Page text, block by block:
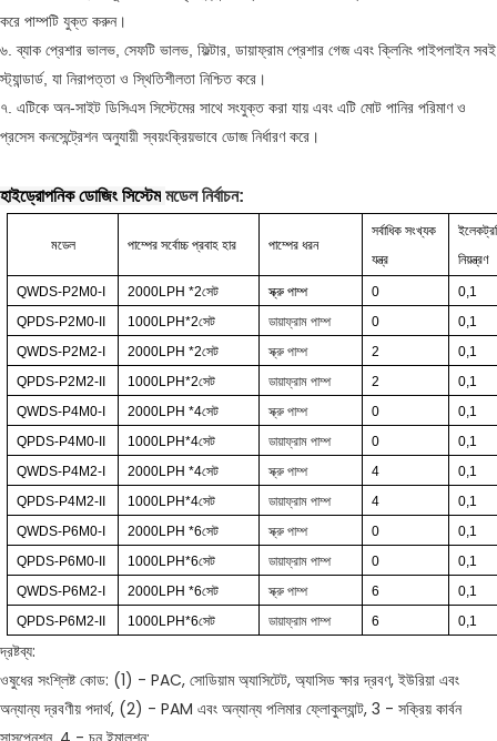
করে পাম্পটি যুক্ত করুন।
৬. ব্যাক প্রেশার ভালভ, সেফটি ভালভ, ফিল্টার, ডায়াফ্রাম প্রেশার গেজ এবং ক্লিনিং পাইপলাইন সবই
স্ট্যান্ডার্ড, যা নিরাপত্তা ও স্থিতিশীলতা নিশ্চিত করে।
৭. এটিকে অন-সাইট ডিসিএস সিস্টেমের সাথে সংযুক্ত করা যায় এবং এটি মোট পানির পরিমাণ ও
প্রসেস কনসেন্ট্রেশন অনুযায়ী স্বয়ংক্রিয়ভাবে ডোজ নির্ধারণ করে।
হাইড্রোপনিক ডোজিং সিস্টেম মডেল নির্বাচন:
মডেল পাম্পের সর্বোচ্চ প্রবাহ হার পাম্পের ধরন
সর্বাধিক সংখ্যক
যন্ত্র
নিয়ন্ত্রণ
QWDS-P2M0-I 2000LPH *2সেট স্ক্রু পাম্প 0
0,1
QPDS-P2M0-II
1000LPH*2সেট ডায়াফ্রাম পাম্প 0
0,1
QWDS-P2M2-I
2000LPH *2সেট স্ক্রু পাম্প 2
0,1
QPDS-P2M2-II
1000LPH*2সেট ডায়াফ্রাম পাম্প 2
0,1
QWDS-P4M0-I
2000LPH *4সেট স্ক্রু পাম্প 0
0,1
QPDS-P4M0-II
1000LPH*4সেট ডায়াফ্রাম পাম্প 0
0,1
QWDS-P4M2-I
2000LPH *4সেট স্ক্রু পাম্প 4
0,1
QPDS-P4M2-II
1000LPH*4সেট ডায়াফ্রাম পাম্প 4
0,1
QWDS-P6M0-I
2000LPH *6সেট স্ক্রু পাম্প 0
0,1
QPDS-P6M0-II
1000LPH*6সেট ডায়াফ্রাম পাম্প 0
0,1
QWDS-P6M2-I
2000LPH *6সেট স্ক্রু পাম্প 6
0,1
QPDS-P6M2-II
1000LPH*6সেট ডায়াফ্রাম পাম্প 6 0,1
দ্রষ্টব্য:
ওষুধের সংশ্লিষ্ট কোড: (1) - PAC, সোডিয়াম অ্যাসিটেট, অ্যাসিড ক্ষার দ্রবণ, ইউরিয়া এবং
অন্যান্য দ্রবণীয় পদার্থ, (2) - PAM এবং অন্যান্য পলিমার ফ্লোকুল্যান্ট, 3 - সক্রিয় কার্বন